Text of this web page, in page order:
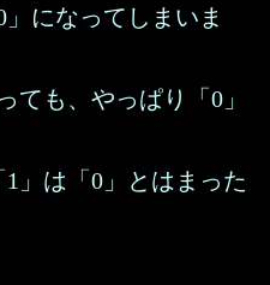
になってしまいま
ても、やっぱり「0」
」は「0」とはまった